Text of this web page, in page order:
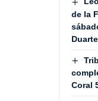
de la
Duarte
Coral